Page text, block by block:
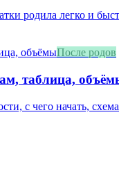
родила легко и
После родов
таблица,
с чего начать,